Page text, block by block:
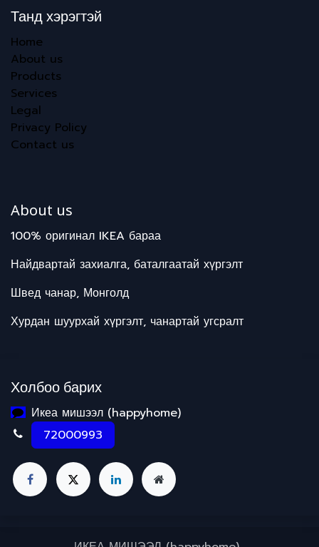
Танд хэрэгтэй
Home
About us
Products
Services
Legal
Privacy Policy
Contact us
About us
100% оригинал IKEA бараа
Найдвартай захиалга, баталгаатай хүргэлт
Швед чанар, Монголд
Хурдан шуурхай хүргэлт, чанартай угсралт
Холбоо барих
Икеа мишээл (happyhome)
72000993